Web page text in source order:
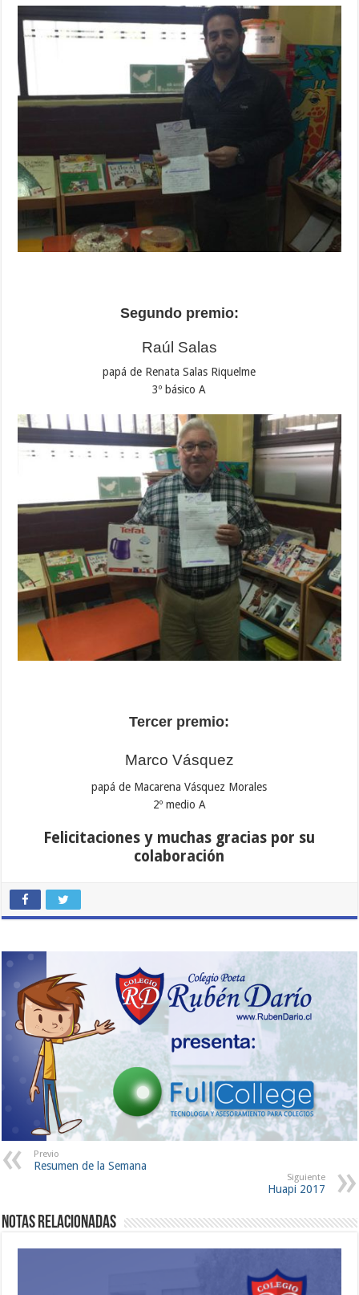
Segundo premio:
Raúl Salas
papá de Renata Salas Riquelme
3º básico A
Tercer premio:
Marco Vásquez
papá de Macarena Vásquez Morales
2º medio A
Felicitaciones y muchas gracias por su
colaboración
Previo
Resumen de la Semana
Siguiente
Huapi 2017
Notas Relacionadas